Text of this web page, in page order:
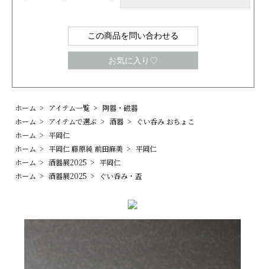
この商品を問い合わせる
お気に入り♡
ホーム > アイテム一覧 > 陶器・磁器
ホーム > アイテムで選ぶ > 酒器 >
ぐい呑み おちょこ
ホーム > 平岡仁
ホーム > 平岡仁 藤原純 前田麻美 > 平岡仁
ホーム > 酒器展2025 > 平岡仁
ホーム > 酒器展2025 > ぐい呑み・盃